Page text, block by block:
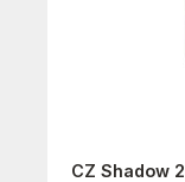
CZ Shadow